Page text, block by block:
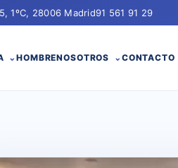
1ºC, 28006 Madrid91 561 91 29
HOMBRENOSOTROS CONTACTO